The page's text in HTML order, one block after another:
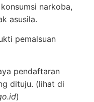
narkoba,
asusila.
pemalsuan
pendaftaran
dituju. (lihat di
)